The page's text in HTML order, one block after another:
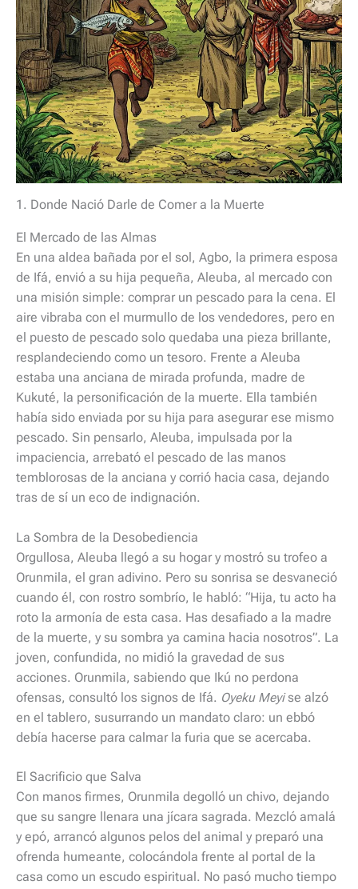
1. Donde Nació Darle de Comer a la Muerte
El Mercado de las Almas
En una aldea bañada por el sol, Agbo, la primera esposa
de Ifá, envió a su hija pequeña, Aleuba, al mercado con
una misión simple: comprar un pescado para la cena. El
aire vibraba con el murmullo de los vendedores, pero en
el puesto de pescado solo quedaba una pieza brillante,
resplandeciendo como un tesoro. Frente a Aleuba
estaba una anciana de mirada profunda, madre de
Kukuté, la personificación de la muerte. Ella también
había sido enviada por su hija para asegurar ese mismo
pescado. Sin pensarlo, Aleuba, impulsada por la
impaciencia, arrebató el pescado de las manos
temblorosas de la anciana y corrió hacia casa, dejando
tras de sí un eco de indignación.
La Sombra de la Desobediencia
Orgullosa, Aleuba llegó a su hogar y mostró su trofeo a
Orunmila, el gran adivino. Pero su sonrisa se desvaneció
cuando él, con rostro sombrío, le habló: “Hija, tu acto ha
roto la armonía de esta casa. Has desafiado a la madre
de la muerte, y su sombra ya camina hacia nosotros”. La
joven, confundida, no midió la gravedad de sus
acciones. Orunmila, sabiendo que Ikú no perdona
ofensas, consultó los signos de Ifá. Oyeku Meyise alzó
en el tablero, susurrando un mandato claro: un ebbó
debía hacerse para calmar la furia que se acercaba.
El Sacrificio que Salva
Con manos firmes, Orunmila degolló un chivo, dejando
que su sangre llenara una jícara sagrada. Mezcló amalá
y epó, arrancó algunos pelos del animal y preparó una
ofrenda humeante, colocándola frente al portal de la
casa como un escudo espiritual. No pasó mucho tiempo